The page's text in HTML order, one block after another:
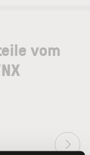
vom